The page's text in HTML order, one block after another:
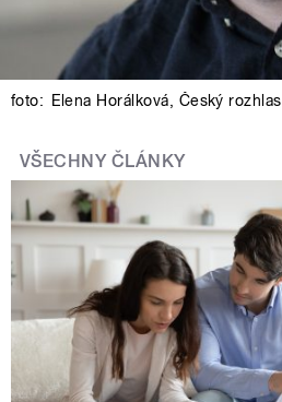
foto: Elena Horálková, Český rozhlas
VŠECHNY ČLÁNKY